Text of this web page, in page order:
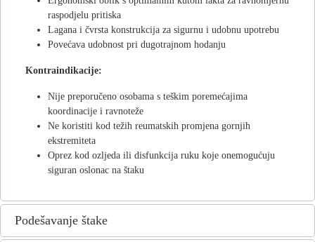
raspodjelu pritiska
Lagana i čvrsta konstrukcija za sigurnu i udobnu upotrebu
Povećava udobnost pri dugotrajnom hodanju
Kontraindikacije:
Nije preporučeno osobama s teškim poremećajima
koordinacije i ravnoteže
Ne koristiti kod težih reumatskih promjena gornjih
ekstremiteta
Oprez kod ozljeda ili disfunkcija ruku koje onemogućuju
siguran oslonac na štaku
Podešavanje štake